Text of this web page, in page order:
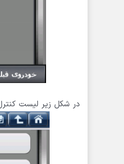
در شکل زیر لیست